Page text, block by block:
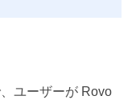
ユーザーが Rovo